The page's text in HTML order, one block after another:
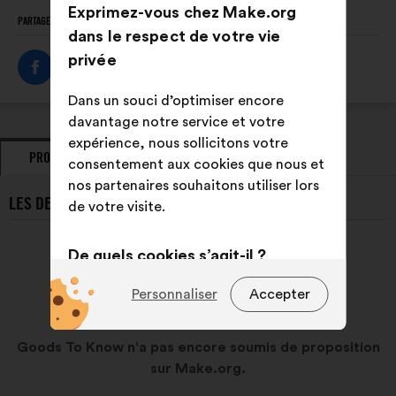
PARTAGEZ CE PROFIL
PROPOSITIONS PRISES DE POSITION
LES DERNIÈRES PROPOSITIONS DE GOODS TO KNOW :
Goods To Know n'a pas encore soumis de proposition
sur Make.org.
Exprimez-vous chez Make.org
dans le respect de votre vie
privée
Dans un souci d’optimiser encore
davantage notre service et votre
expérience, nous sollicitons votre
consentement aux cookies que nous et
nos partenaires souhaitons utiliser lors
de votre visite.
De quels cookies s’agit-il ?
Techniques :des cookies
indispensables pour faire
fonctionner le site
Préférences :des cookies pour
Accepter
Personnaliser